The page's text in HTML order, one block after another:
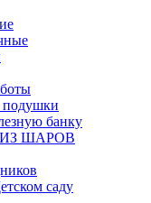
подушки
банку
ШАРОВ
саду